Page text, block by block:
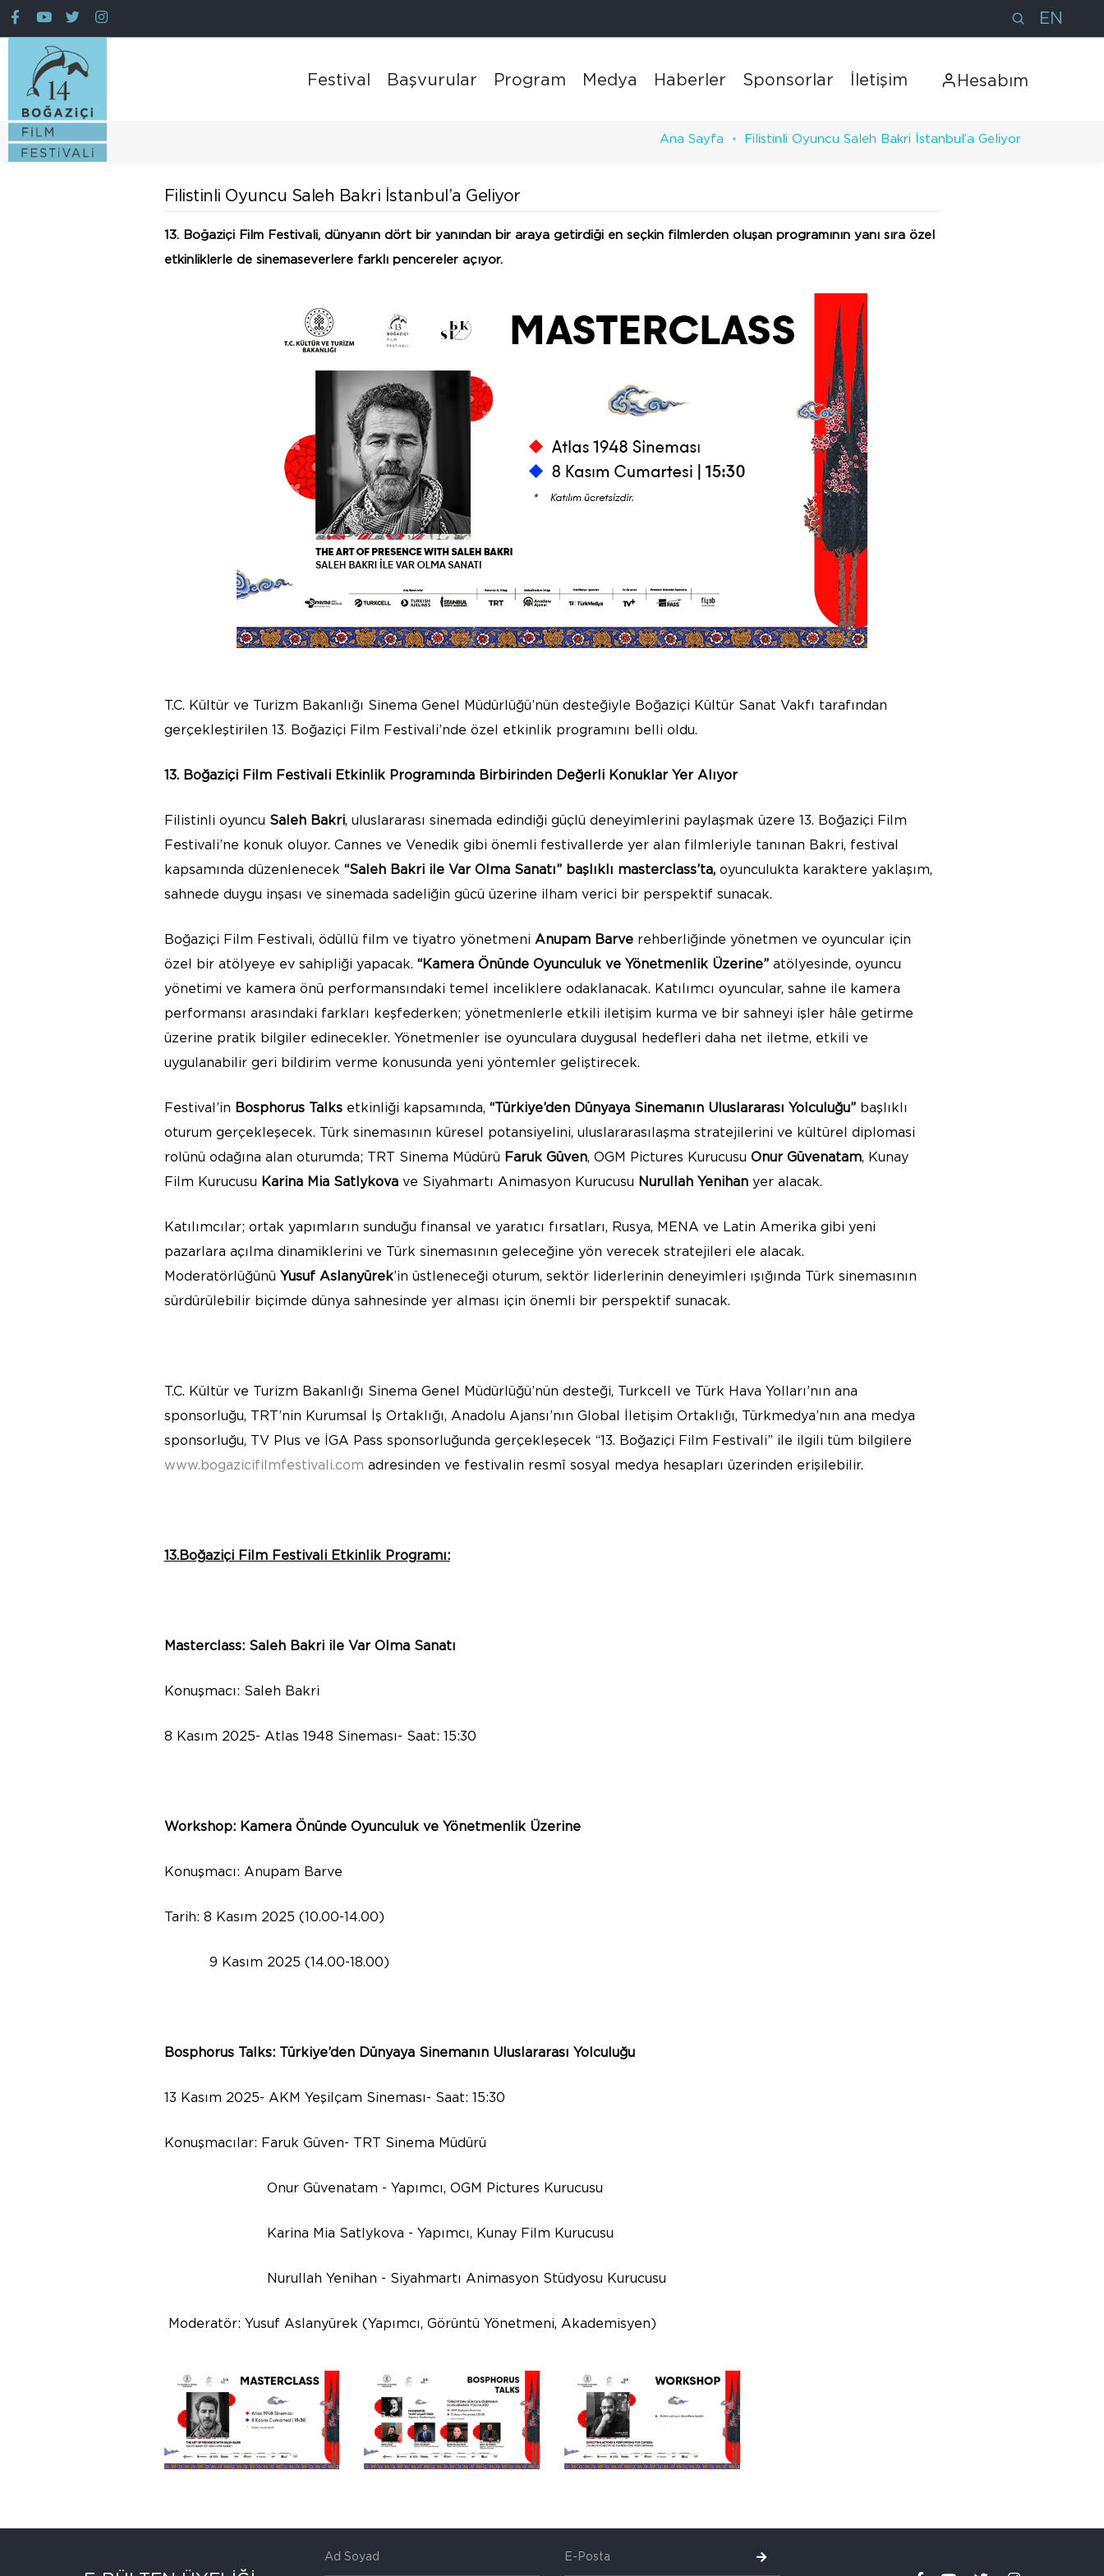
EN
Festival Başvurular Program Medya Haberler Sponsorlar İletişim Hesabım
Ana Sayfa Filistinli Oyuncu Saleh Bakri İstanbul’a Geliyor
Filistinli Oyuncu Saleh Bakri İstanbul’a Geliyor
13. Boğaziçi Film Festivali, dünyanın dört bir yanından bir araya getirdiği en seçkin filmlerden oluşan programının yanı sıra özel
etkinliklerle de sinemaseverlere farklı pencereler açıyor.
T.C. Kültür ve Turizm Bakanlığı Sinema Genel Müdürlüğü’nün desteğiyle Boğaziçi Kültür Sanat Vakfı tarafından
gerçekleştirilen 13. Boğaziçi Film Festivali’nde özel etkinlik programını belli oldu.
13. Boğaziçi Film Festivali Etkinlik Programında Birbirinden Değerli Konuklar Yer Alıyor
Filistinli oyuncu Saleh Bakri, uluslararası sinemada edindiği güçlü deneyimlerini paylaşmak üzere 13. Boğaziçi Film
Festivali’ne konuk oluyor. Cannes ve Venedik gibi önemli festivallerde yer alan filmleriyle tanınan Bakri, festival
kapsamında düzenlenecek “Saleh Bakri ile Var Olma Sanatı” başlıklı masterclass’ta,oyunculukta karaktere yaklaşım,
sahnede duygu inşası ve sinemada sadeliğin gücü üzerine ilham verici bir perspektif sunacak.
Boğaziçi Film Festivali, ödüllü film ve tiyatro yönetmeni Anupam Barverehberliğinde yönetmen ve oyuncular için
özel bir atölyeye ev sahipliği yapacak. “Kamera Önünde Oyunculuk ve Yönetmenlik Üzerine” atölyesinde, oyuncu
yönetimi ve kamera önü performansındaki temel inceliklere odaklanacak. Katılımcı oyuncular, sahne ile kamera
performansı arasındaki farkları keşfederken; yönetmenlerle etkili iletişim kurma ve bir sahneyi işler hâle getirme
üzerine pratik bilgiler edinecekler. Yönetmenler ise oyunculara duygusal hedefleri daha net iletme, etkili ve
uygulanabilir geri bildirim verme konusunda yeni yöntemler geliştirecek.
Festival’in Bosphorus Talksetkinliği kapsamında, “Türkiye’den Dünyaya Sinemanın Uluslararası Yolculuğu” başlıklı
oturum gerçekleşecek. Türk sinemasının küresel potansiyelini, uluslararasılaşma stratejilerini ve kültürel diplomasi
rolünü odağına alan oturumda; TRT Sinema Müdürü Faruk Güven, OGM Pictures Kurucusu Onur Güvenatam, Kunay
Film Kurucusu Karina Mia Satlykovave Siyahmartı Animasyon Kurucusu Nurullah Yenihanyer alacak.
Katılımcılar; ortak yapımların sunduğu finansal ve yaratıcı fırsatları, Rusya, MENA ve Latin Amerika gibi yeni
pazarlara açılma dinamiklerini ve Türk sinemasının geleceğine yön verecek stratejileri ele alacak.
Moderatörlüğünü Yusuf Aslanyürek’in üstleneceği oturum, sektör liderlerinin deneyimleri ışığında Türk sinemasının
sürdürülebilir biçimde dünya sahnesinde yer alması için önemli bir perspektif sunacak.
T.C. Kültür ve Turizm Bakanlığı Sinema Genel Müdürlüğü’nün desteği, Turkcell ve Türk Hava Yolları’nın ana
sponsorluğu, TRT’nin Kurumsal İş Ortaklığı, Anadolu Ajansı’nın Global İletişim Ortaklığı, Türkmedya’nın ana medya
sponsorluğu, TV Plus ve İGA Pass sponsorluğunda gerçekleşecek “13. Boğaziçi Film Festivali” ile ilgili tüm bilgilere
www.bogazicifilmfestivali.com adresinden ve festivalin resmî sosyal medya hesapları üzerinden erişilebilir.
13.Boğaziçi Film Festivali Etkinlik Programı:
Masterclass: Saleh Bakri ile Var Olma Sanatı
Konuşmacı: Saleh Bakri
8 Kasım 2025- Atlas 1948 Sineması- Saat: 15:30
Workshop: Kamera Önünde Oyunculuk ve Yönetmenlik Üzerine
Konuşmacı: Anupam Barve
Tarih: 8 Kasım 2025 (10.00-14.00)
9 Kasım 2025 (14.00-18.00)
Bosphorus Talks: Türkiye’den Dünyaya Sinemanın Uluslararası Yolculuğu
13 Kasım 2025- AKM Yeşilçam Sineması- Saat: 15:30
Konuşmacılar: Faruk Güven- TRT Sinema Müdürü
Onur Güvenatam - Yapımcı, OGM Pictures Kurucusu
Karina Mia Satlykova - Yapımcı, Kunay Film Kurucusu
Nurullah Yenihan - Siyahmartı Animasyon Stüdyosu Kurucusu
Moderatör: Yusuf Aslanyürek (Yapımcı, Görüntü Yönetmeni, Akademisyen)